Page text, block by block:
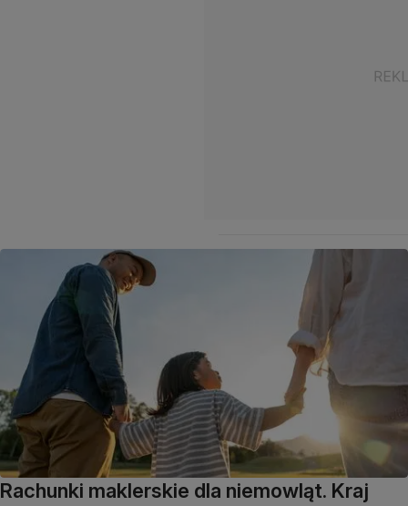
Rachunki maklerskie dla niemowląt. Kraj